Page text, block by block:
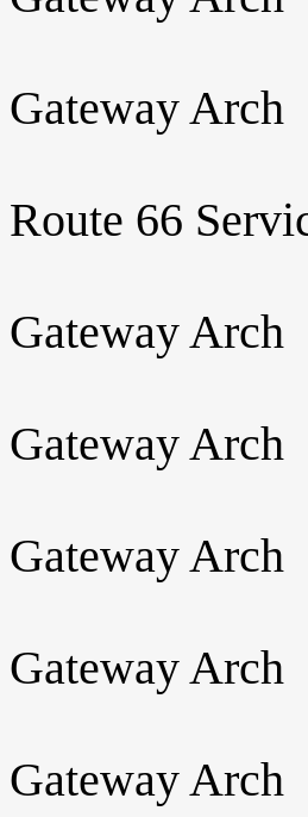
Gateway Arch
Route 66
Gateway Arch
Gateway Arch
Gateway Arch
Gateway Arch
Gateway Arch